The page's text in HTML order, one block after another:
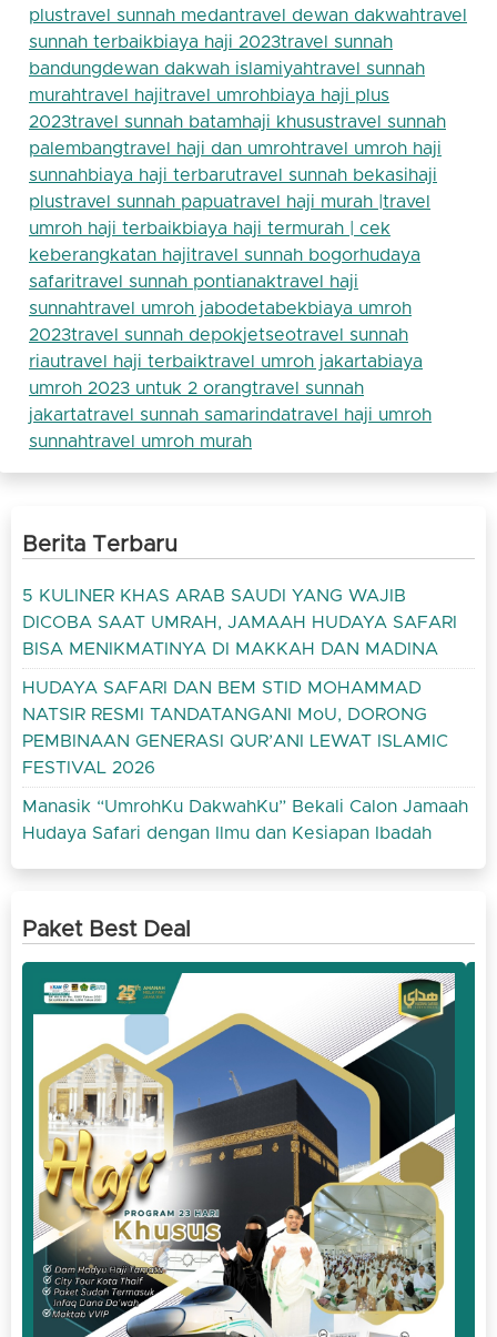
plustravel sunnah medantravel dewan dakwahtravel
sunnah terbaikbiaya haji 2023travel sunnah
bandungdewan dakwah islamiyahtravel sunnah
murahtravel hajitravel umrohbiaya haji plus
2023travel sunnah batamhaji khusustravel sunnah
palembangtravel haji dan umrohtravel umroh haji
sunnahbiaya haji terbarutravel sunnah bekasihaji
plustravel sunnah papuatravel haji murah | travel
umroh haji terbaikbiaya haji termurah | cek
keberangkatan hajitravel sunnah bogorhudaya
safaritravel sunnah pontianaktravel haji
sunnahtravel umroh jabodetabekbiaya umroh
2023travel sunnah depokjetseotravel sunnah
riautravel haji terbaiktravel umroh jakartabiaya
umroh 2023 untuk 2 orangtravel sunnah
jakartatravel sunnah samarindatravel haji umroh
sunnahtravel umroh murah
Berita Terbaru
5 KULINER KHAS ARAB SAUDI YANG WAJIB
DICOBA SAAT UMRAH, JAMAAH HUDAYA SAFARI
BISA MENIKMATINYA DI MAKKAH DAN MADINA
HUDAYA SAFARI DAN BEM STID MOHAMMAD
NATSIR RESMI TANDATANGANI MoU, DORONG
PEMBINAAN GENERASI QUR’ANI LEWAT ISLAMIC
FESTIVAL 2026
Manasik “UmrohKu DakwahKu” Bekali Calon Jamaah
Hudaya Safari dengan Ilmu dan Kesiapan Ibadah
Paket Best Deal